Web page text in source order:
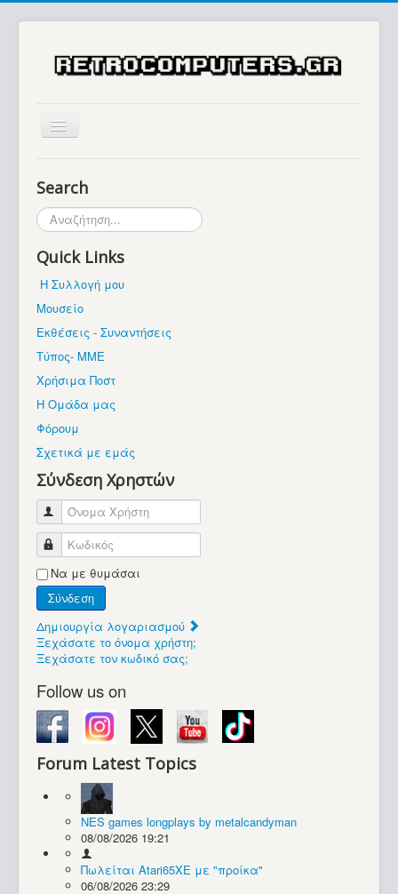
Μουσείο
Βρίσκεστε εδώ:
Συλλογές / Projects
Search
Αναζήτηση...
Quick Links
Η Συλλογή μου
Μουσείο
Εκθέσεις - Συναντήσεις
Τύπος- ΜΜΕ
Χρήσιμα Ποστ
Η Ομάδα μας
Φόρουμ
Σχετικά με εμάς
Σύνδεση Χρηστών
Όνομα Χρήστη
Κωδικός
Να με θυμάσαι
Σύνδεση
Δημιουργία λογαριασμού
Ξεχάσατε το όνομα χρήστη;
Ξεχάσατε τον κωδικό σας;
Follow us on
Forum Latest Topics
NES games longplays by metalcandyman
08/08/2026 19:21
Πωλείται Atari65XE με "προίκα"
06/08/2026 23:29